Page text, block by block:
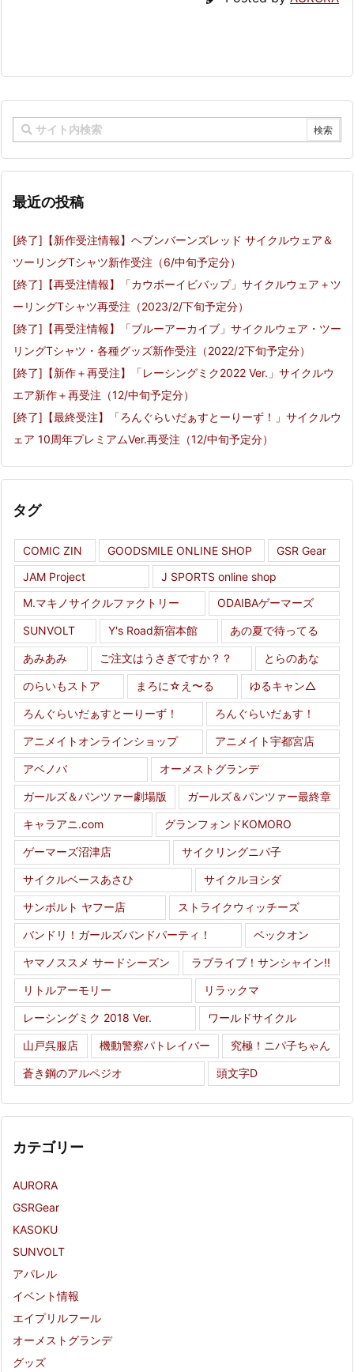
最近の投稿
[終了]【新作受注情報】ヘブンバーンズレッド サイクルウェア＆
ツーリングTシャツ新作受注（6/中旬予定分）
[終了]【再受注情報】「カウボーイビバップ」サイクルウェア＋ツ
ーリングTシャツ再受注（2023/2/下旬予定分）
[終了]【再受注情報】「ブルーアーカイブ」サイクルウェア・ツー
リングTシャツ・各種グッズ新作受注（2022/2下旬予定分）
[終了]【新作＋再受注】「レーシングミク2022 Ver.」サイクルウ
エア新作＋再受注（12/中旬予定分）
[終了]【最終受注】「ろんぐらいだぁすとーりーず！」サイクルウ
ェア 10周年プレミアムVer.再受注（12/中旬予定分）
タグ
COMIC ZIN GOODSMILE ONLINE SHOP
GSR Gear
JAM Project
J SPORTS online shop
M.マキノサイクルファクトリー
ODAIBAゲーマーズ
SUNVOLT Y's Road新宿本館 あの夏で待ってる
あみあみ ご注文はうさぎですか？？ とらのあな
のらいもストア まろに☆え〜る ゆるキャン△
ろんぐらいだぁすとーりーず！ ろんぐらいだぁす！
アニメイトオンラインショップ アニメイト宇都宮店
アベノバ オーメストグランデ
ガールズ＆パンツァー劇場版 ガールズ＆パンツァー最終章
キャラアニ.com グランフォンドKOMORO
ゲーマーズ沼津店 サイクリングニパ子
サイクルベースあさひ サイクルヨシダ
サンボルト ヤフー店 ストライクウィッチーズ
バンドリ！ガールズバンドパーティ！ ベックオン
ヤマノススメ サードシーズン ラブライブ！サンシャイン!!
リトルアーモリー リラックマ
レーシングミク 2018 Ver. ワールドサイクル
山戸呉服店 機動警察パトレイバー 究極！ニパ子ちゃん
蒼き鋼のアルペジオ 頭文字D
カテゴリー
AURORA
GSRGear
KASOKU
SUNVOLT
アパレル
イベント情報
エイプリルフール
オーメストグランデ
グッズ